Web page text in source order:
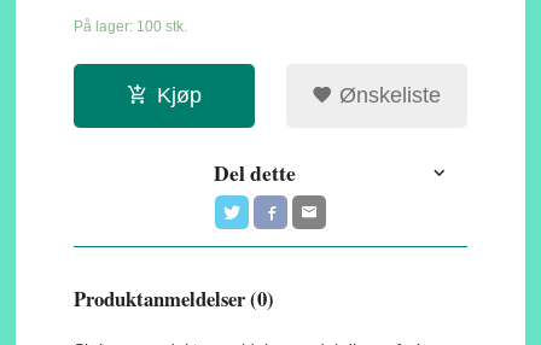
På lager: 100 stk.
Kjøp Ønskeliste
Del dette
Produktanmeldelser (0)